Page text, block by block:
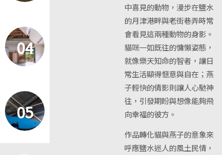
04
05
中喜見的動物，漫步在鹽水
的月津港畔與老街巷弄時常
會看見這兩種動物的身影。
貓咪一如既往的慵懶姿態，
就像樂天知命的智者，讓日
常生活顯得愜意與自在；燕
子輕快的倩影則讓人心馳神
往，引發期盼與想像能夠飛
向幸福的彼方。
作品轉化貓與燕子的意象來
呼應鹽水迷人的風土民情，